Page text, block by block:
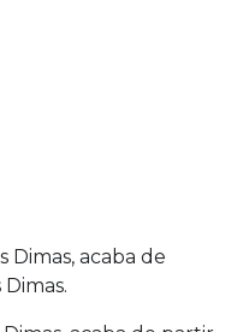
Dimas, acaba de